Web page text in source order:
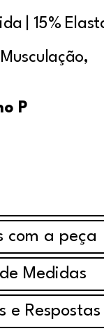
| 15%
P
com a peça
Medidas
e Respostas